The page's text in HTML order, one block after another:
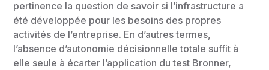
pertinence la question de savoir si l’infrastructure a
été développée pour les besoins des propres
activités de l’entreprise. En d’autres termes,
l’absence d’autonomie décisionnelle totale suffit à
elle seule à écarter l’application du test Bronner,